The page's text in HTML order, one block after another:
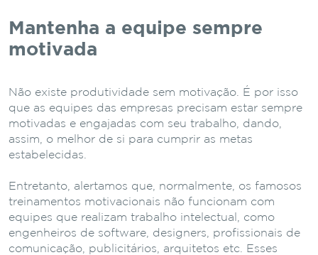
Mantenha a equipe sempre
motivada
Não existe produtividade sem motivação. É por isso
que as equipes das empresas precisam estar sempre
motivadas e engajadas com seu trabalho, dando,
assim, o melhor de si para cumprir as metas
estabelecidas.
Entretanto, alertamos que, normalmente, os famosos
treinamentos motivacionais não funcionam com
equipes que realizam trabalho intelectual, como
engenheiros de software, designers, profissionais de
comunicação, publicitários, arquitetos etc. Esses